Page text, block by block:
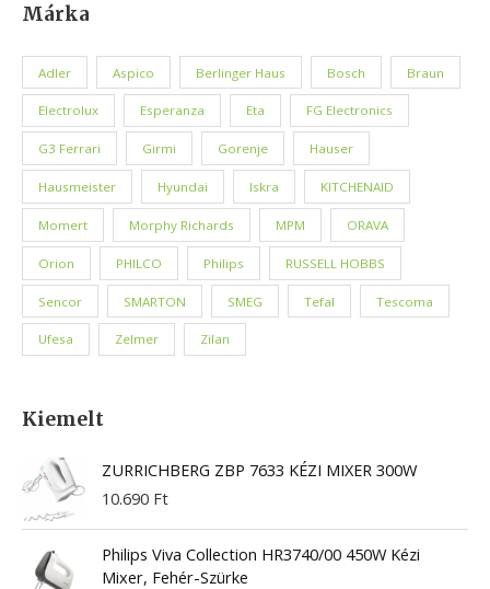
Márka
Adler Aspico Berlinger Haus Bosch Braun
Electrolux Esperanza Eta FG Electronics
G3 Ferrari Girmi Gorenje Hauser
Hausmeister Hyundai Iskra KITCHENAID
Momert Morphy Richards MPM ORAVA
Orion PHILCO Philips RUSSELL HOBBS
Sencor SMARTON SMEG Tefal Tescoma
Ufesa Zelmer Zilan
Kiemelt
ZURRICHBERG ZBP 7633 KÉZI MIXER 300W
10.690 Ft
Philips Viva Collection HR3740/00 450W Kézi
Mixer, Fehér-Szürke